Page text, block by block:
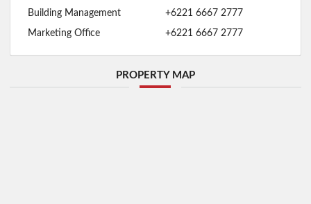
Building Management +6221 6667 2777
Marketing Office +6221 6667 2777
PROPERTY MAP